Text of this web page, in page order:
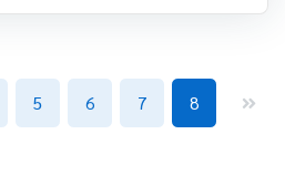
5 6 7 8